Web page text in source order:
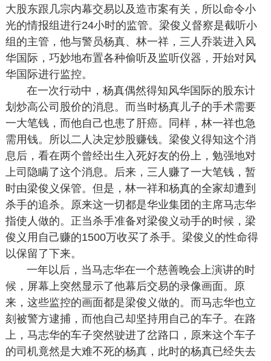
大股东跟几宗内幕交易以及造市案有关，所以命令小
光的情报组进行24小时的监管。梁俊义督察是截听小
组的主管，他与警员杨真、林一祥，三人乔装进入风
华国际，巧妙地布置各种偷听及监听仪器，开始对风
华国际进行监控。
在一次行动中，杨真偶然得知风华国际的股东计
划炒高公司股价的消息。而当时杨真儿子的手术需要
一大笔钱，而他自己也患了肝癌。同样，林一祥也急
需用钱。所以二人决定炒股赚钱。梁俊义得知这个消
息后，看在两个曾经出生入死好友的份上，勉强地对
上司隐瞒了这个消息。后来，三人赚了一大笔钱，暂
时由梁俊义保管。但是，林一祥和杨真的全家却遭到
杀手的追杀。原来这一切都是华业集团的主席马志华
指使人做的。正当杀手准备对梁俊义动手的时候，梁
俊义用自己赚的1500万收买了杀手。梁俊义的性命得
以保留了下来。
一年以后，当马志华在一个慈善晚会上演讲的时
候，屏幕上突然显示了他幕后交易的录像画面。原
来，这些监控的画面都是梁俊义做的。而马志华也立
刻被警方逮捕，而他自己却坚持用自己的车子。在路
上，马志华的车子突然驶进了岔路口，原来这个车子
的司机竟然是大难不死的杨真，此时的杨真已经失去